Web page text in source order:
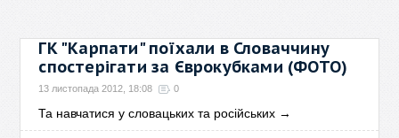
ГК "Карпати" поїхали в Словаччину
спостерігати за Єврокубками (ФОТО)
13 листопада 2012, 18:08 0
Та навчатися у словацьких та російських →